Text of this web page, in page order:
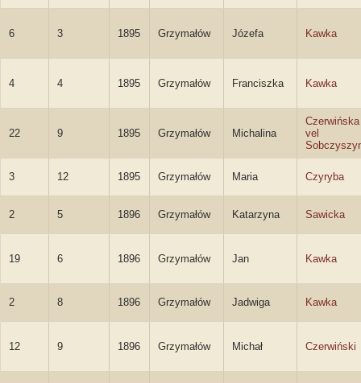
6 3 1895 Grzymałów Józefa Kawka
4 4 1895 Grzymałów Franciszka Kawka
22 9 1895 Grzymałów Michalina
Czerwińska
vel
3 12 1895 Grzymałów Maria Czyryba
2 5 1896 Grzymałów Katarzyna Sawicka
19 6 1896 Grzymałów Jan Kawka
2 8 1896 Grzymałów Jadwiga Kawka
12 9 1896 Grzymałów Michał Czerwiński